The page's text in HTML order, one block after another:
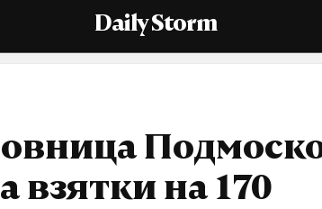
Daily Storm
взятки на 170